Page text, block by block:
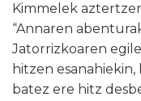
Kimmelek
“Annaren
Jatorrizkoaren
hitzen
batez ere hitz